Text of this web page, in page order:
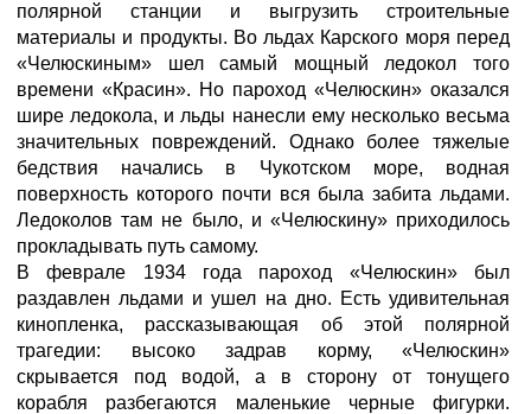
полярной станции и выгрузить строительные
материалы и продукты. Во льдах Карского моря перед
«Челюскиным» шел самый мощный ледокол того
времени «Красин». Но пароход «Челюскин» оказался
шире ледокола, и льды нанесли ему несколько весьма
значительных повреждений. Однако более тяжелые
бедствия начались в Чукотском море, водная
поверхность которого почти вся была забита льдами.
Ледоколов там не было, и «Челюскину» приходилось
прокладывать путь самому.
В феврале 1934 года пароход «Челюскин» был
раздавлен льдами и ушел на дно. Есть удивительная
кинопленка, рассказывающая об этой полярной
трагедии: высоко задрав корму, «Челюскин»
скрывается под водой, а в сторону от тонущего
корабля разбегаются маленькие черные фигурки.